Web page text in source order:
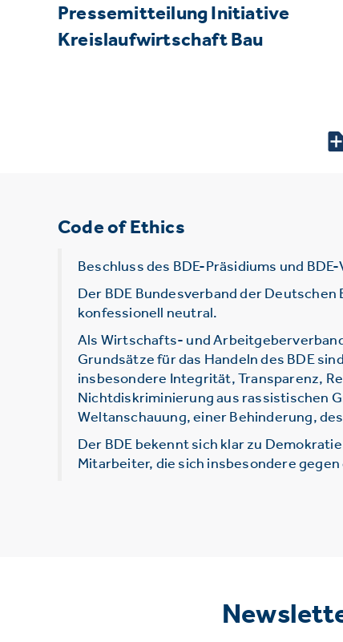
Pressemitteilung Initiative
Kreislaufwirtschaft Bau
Code of Ethics
Beschluss des BDE-Präsidiums und
Der BDE Bundesverband der
konfessionell neutral.
Als Wirtschafts- und
Grundsätze für das Handeln des BDE
insbesondere Integrität, Transparenz,
Nichtdiskriminierung aus rassistischen
Weltanschauung, einer Behinderung,
Der BDE bekennt sich klar zu
Mitarbeiter, die sich insbesondere